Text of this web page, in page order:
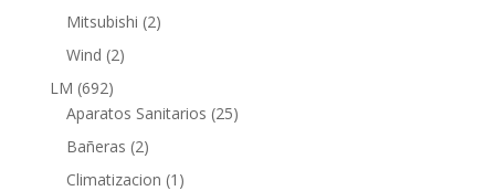
productos
Mitsubishi 22
Wind 22
LM 692692
productos
Aparatos Sanitarios 2525
Bañeras 22
productos
Climatizacion 1 1